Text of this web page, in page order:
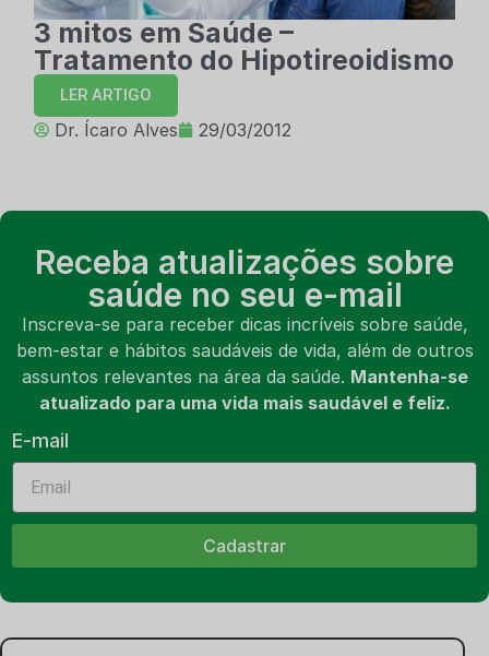
3 mitos em Saúde –
Tratamento do Hipotireoidismo
LER ARTIGO
Dr. Ícaro Alves 29/03/2012
Receba atualizações sobre
saúde no seu e-mail
Inscreva-se para receber dicas incríveis sobre saúde,
bem-estar e hábitos saudáveis de vida, além de outros
assuntos relevantes na área da saúde. Mantenha-se
atualizado para uma vida mais saudável e feliz.
E-mail
Cadastrar